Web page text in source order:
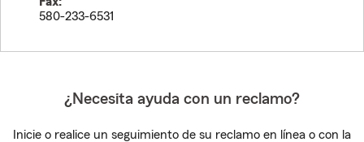
580-233-6531
¿Necesita ayuda con un reclamo?
Inicie o realice un seguimiento de su reclamo en línea o con la